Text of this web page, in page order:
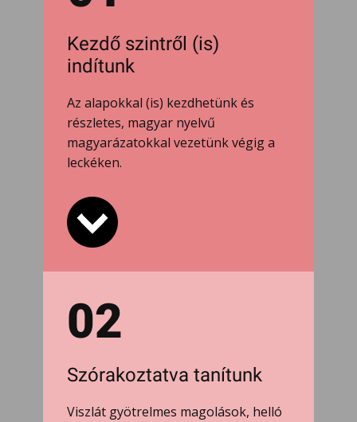
Kezdő szintről (is)
indítunk
Az alapokkal (is) kezdhetünk és
részletes, magyar nyelvű
magyarázatokkal vezetünk végig a
leckéken.
02
Szórakoztatva tanítunk
Viszlát gyötrelmes magolások, helló